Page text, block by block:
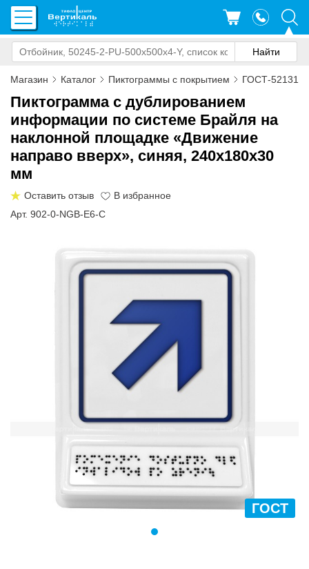
Магазин Каталог Пиктограммы с покрытием ГОСТ-52131-
Пиктограмма с дублированием
информации по системе Брайля на
наклонной площадке «Движение
направо вверх», синяя, 240x180x30
мм
Оставить отзыв
Арт. 902-0-NGB-E6-C
ГОСТ